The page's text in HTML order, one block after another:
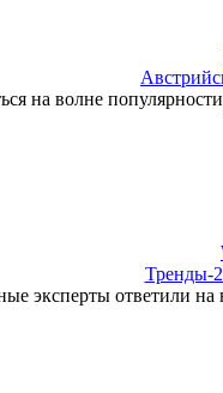
на волне
Тренды-
эксперты ответили